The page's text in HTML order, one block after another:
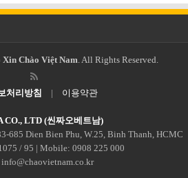
Xin Chào Việt Nam. All Rights Reserved.
처리방침 | 이용약관
CO., LTD (씬짜오베트남)
685 Dien Bien Phu, W.25, Binh Thanh, HCMC
/ 95 | Mobile: 0908 225 000